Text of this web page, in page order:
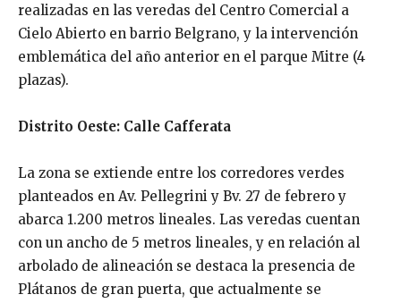
realizadas en las veredas del Centro Comercial a
Cielo Abierto en barrio Belgrano, y la intervención
emblemática del año anterior en el parque Mitre (4
plazas).
Distrito Oeste: Calle Cafferata
La zona se extiende entre los corredores verdes
planteados en Av. Pellegrini y Bv. 27 de febrero y
abarca 1.200 metros lineales. Las veredas cuentan
con un ancho de 5 metros lineales, y en relación al
arbolado de alineación se destaca la presencia de
Plátanos de gran puerta, que actualmente se